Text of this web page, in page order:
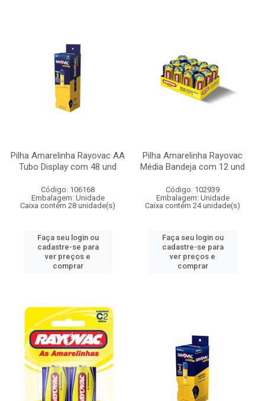
Pilha Amarelinha Rayovac AA
Tubo Display com 48 und
Código: 106168
Embalagem: Unidade
Caixa contém 28 unidade(s)
Faça seu login ou
cadastre-se para
ver preços e
comprar
Pilha Amarelinha Rayovac
Média Bandeja com 12 und
Código: 102939
Embalagem: Unidade
Caixa contém 24 unidade(s)
Faça seu login ou
cadastre-se para
ver preços e
comprar